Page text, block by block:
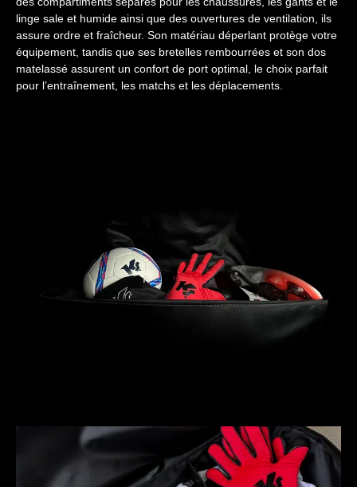
linge sale et humide ainsi que des ouvertures de ventilation, ils
assure ordre et fraîcheur. Son matériau déperlant protège votre
équipement, tandis que ses bretelles rembourrées et son dos
matelassé assurent un confort de port optimal, le choix parfait
pour l’entraînement, les matchs et les déplacements.